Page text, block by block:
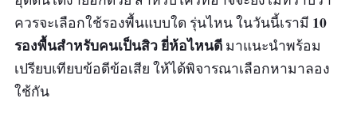
ควรจะเลือกใช้รองพื้นแบบใด รุ่นไหน ในวันนี้เรามี 10
รองพื้นสำหรับคนเป็นสิว ยี่ห้อไหนดี มาแนะนำพร้อม
เปรียบเทียบข้อดีข้อเสีย ให้ได้พิจารณาเลือกหามาลอง
ใช้กัน